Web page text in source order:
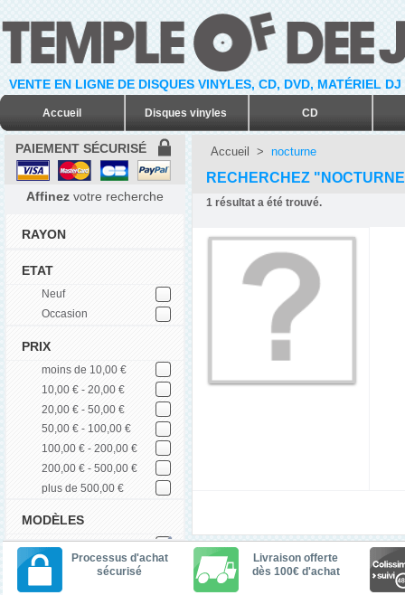
VENTE EN LIGNE DE DISQUES VINYLES, CD, DVD, MATÉRIEL
Accueil Disques vinyles CD
PAIEMENT SÉCURISÉ
Affinez votre recherche
RAYON
ETAT
Neuf
Occasion
PRIX
moins de 10,00 €
10,00 € - 20,00 €
20,00 € - 50,00 €
50,00 € - 100,00 €
100,00 € - 200,00 €
200,00 € - 500,00 €
plus de 500,00 €
MODÈLES
Accueil > nocturne
RECHERCHEZ
1 résultat a été trouvé.
Processus d'achat
sécurisé
Livraison offerte
dès 100€ d'achat